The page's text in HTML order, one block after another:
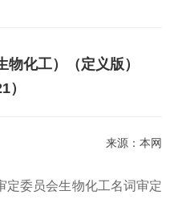
物化工）（定义版）
）
来源：本网
定委员会生物化工名词审定